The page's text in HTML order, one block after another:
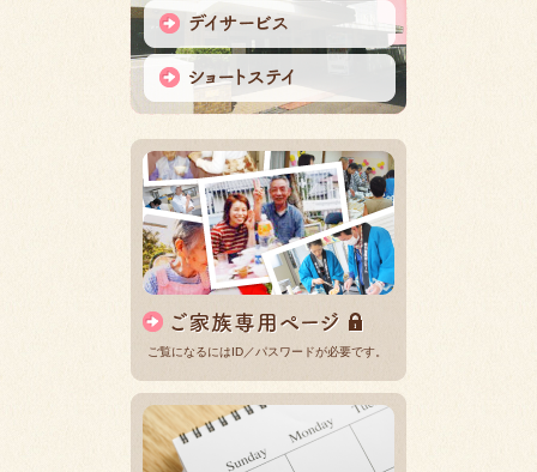
ご覧になるにはID／パスワードが必要です。